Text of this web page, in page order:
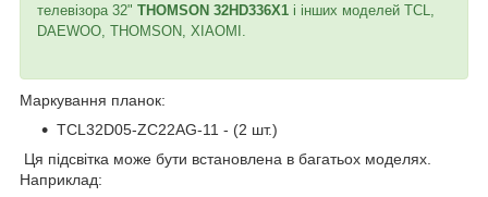
телевізора 32" THOMSON 32HD336X1 і інших моделей TCL,
DAEWOO, THOMSON, XIAOMI.
Маркування планок:
TCL32D05-ZC22AG-11 - (2 шт.)
Ця підсвітка може бути встановлена в багатьох моделях.
Наприклад: